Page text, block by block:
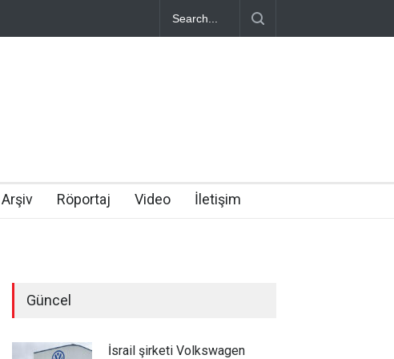
Arşiv Röportaj Video İletişim
Güncel
İsrail şirketi Volkswagen